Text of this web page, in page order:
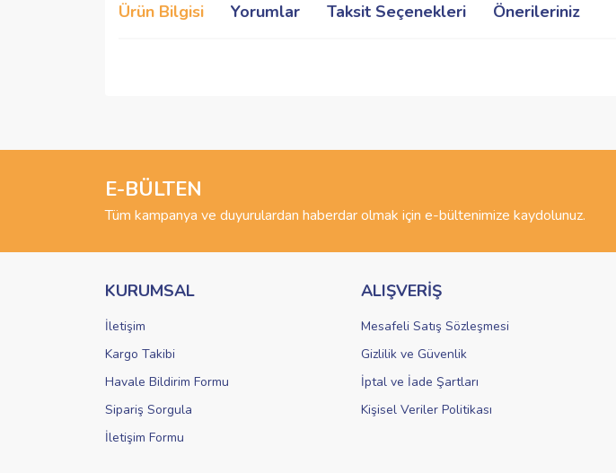
Ürün Bilgisi Yorumlar Taksit Seçenekleri Önerileriniz
Ürün resmi kalitesiz, bozuk veya görüntülenemiyor.
Bu ürüne benzer farklı alternatifler olmalı.
E-BÜLTEN
Tüm kampanya ve duyurulardan haberdar olmak için e-bültenimize kaydolunuz.
KURUMSAL
İletişim
Kargo Takibi
Havale Bildirim Formu
Sipariş Sorgula
İletişim Formu
ALIŞVERİŞ
Mesafeli Satış Sözleşmesi
Gizlilik ve Güvenlik
İptal ve İade Şartları
Kişisel Veriler Politikası